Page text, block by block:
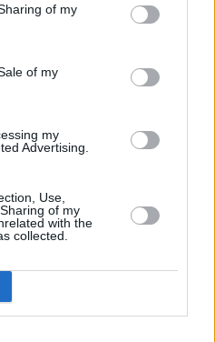
of my
of my
my
Advertising.
Use,
of my
with the
collected.
Θα κάνουμε ό,τι είναι
τη χώρα μας
του χρυσού και τα
δολάρια